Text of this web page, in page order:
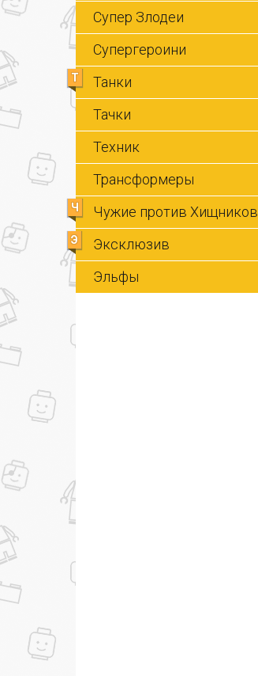
Супер Злодеи
Супергероини
Т
Танки
Тачки
Техник
Трансформеры
Ч Чужие против Хищников
Э
Эксклюзив
Эльфы